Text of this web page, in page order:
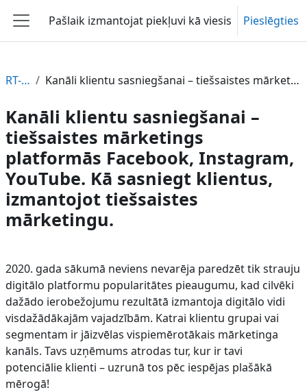
Sānu panelis
Pašlaik izmantojat piekļuvi kā viesis Pieslēgties
RT-PARTIKA-LV Kanāli klientu sasniegšanai – tiešsaistes mārketings platformās Facebook, Instagram, YouTube. Kā sasniegt klientus, izmantojot tiešsaistes mārketingu.
Kanāli klientu sasniegšanai –
tiešsaistes mārketings
platformās Facebook, Instagram,
YouTube. Kā sasniegt klientus,
izmantojot tiešsaistes
mārketingu.
Section outline
2020. gada sākumā neviens nevarēja paredzēt tik strauju
digitālo platformu popularitātes pieaugumu, kad cilvēki
dažādo ierobežojumu rezultātā izmantoja digitālo vidi
visdažādākajām vajadzībām. Katrai klientu grupai vai
segmentam ir jāizvēlas vispiemērotākais mārketinga
kanāls. Tavs uzņēmums atrodas tur, kur ir tavi
potenciālie klienti – uzrunā tos pēc iespējas plašākā
mērogā!